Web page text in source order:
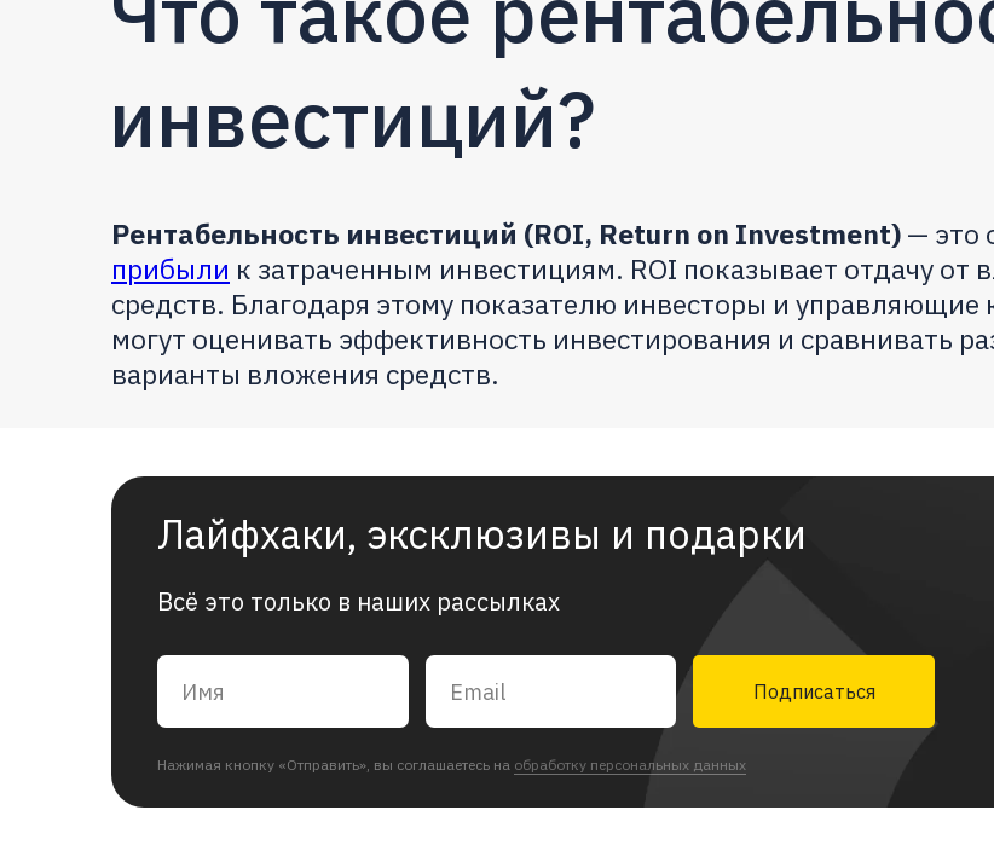
инвестиций?
Рентабельность инвестиций (ROI, Return on Investment) — это
прибыли к затраченным инвестициям. ROI показывает отдачу от
средств. Благодаря этому показателю инвесторы и управляющие
могут оценивать эффективность инвестирования и сравнивать
варианты вложения средств.
Всё это только в наших рассылках
Лайфхаки, эксклюзивы и подарки
Нажимая кнопку «Отправить», вы соглашаетесь на обработку персональных данных
Подписаться